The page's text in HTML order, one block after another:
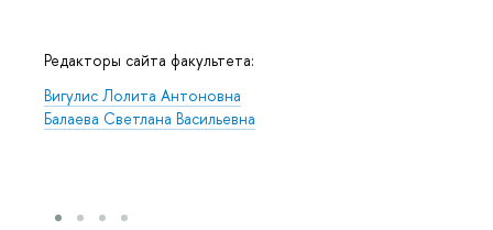
Редакторы сайта факультета:
игулис Лолита Антоновна
Балаева Светлана Васильевна